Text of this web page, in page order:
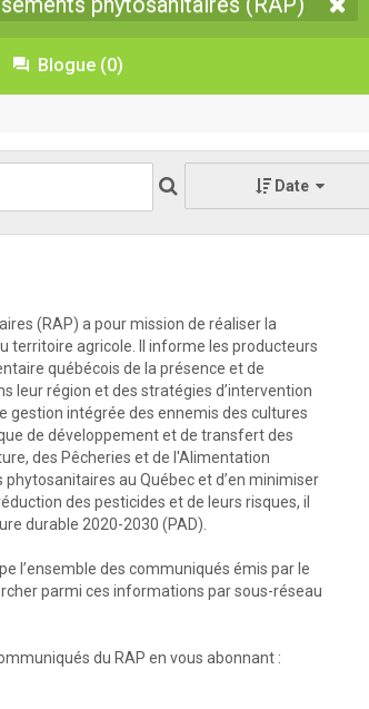
Blogue (0)
Date
(RAP) a pour mission de réaliser la
territoire agricole. Il informe les producteurs
québécois de la présence et de
leur région et des stratégies d’intervention
gestion intégrée des ennemis des cultures
de développement et de transfert des
des Pêcheries et de l'Alimentation
au Québec et d’en minimiser
des pesticides et de leurs risques, il
durable 2020-2030 (PAD).
l’ensemble des communiqués émis par le
parmi ces informations par sous-réseau
du RAP en vous abonnant :